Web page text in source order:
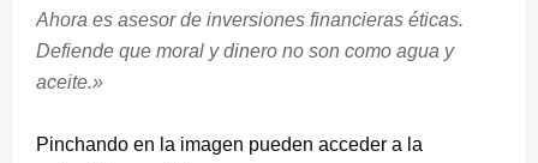
Ahora es asesor de inversiones financieras éticas.
Defiende que moral y dinero no son como agua y
aceite.»
Pinchando en la imagen pueden acceder a la